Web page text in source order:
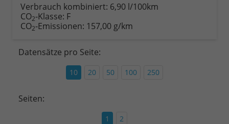
Verbrauch kombiniert: 6,90 l/100km
CO2-Klasse: F
CO2-Emissionen: 157,00 g/km
Datensätze pro Seite:
10 20 50 100 250
Seiten:
1 2